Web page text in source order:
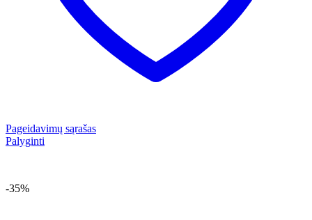
Pageidavimų sąrašas
Palyginti
-35%